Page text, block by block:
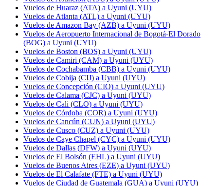
Vuelos de Huaraz (ATA) a Uyuni (UYU)
Vuelos de Atlanta (ATL) a Uyuni (UYU)
Vuelos de Amazon Bay (AZB) a Uyuni (UYU)
Vuelos de Aeropuerto Internacional de Bogotá-El Dorado
(BOG) a Uyuni (UYU)
Vuelos de Boston (BOS) a Uyuni (UYU)
Vuelos de Camiri (CAM) a Uyuni (UYU)
Vuelos de Cochabamba (CBB) a Uyuni (UYU)
Vuelos de Cobija (CIJ) a Uyuni (UYU)
Vuelos de Concepción (CIO) a Uyuni (UYU)
Vuelos de Calama (CJC) a Uyuni (UYU)
Vuelos de Cali (CLO) a Uyuni (UYU)
Vuelos de Córdoba (COR) a Uyuni (UYU)
Vuelos de Cancún (CUN) a Uyuni (UYU)
Vuelos de Cusco (CUZ) a Uyuni (UYU)
Vuelos de Caye Chapel (CYC) a Uyuni (UYU)
Vuelos de Dallas (DFW) a Uyuni (UYU)
Vuelos de El Bolsón (EHL) a Uyuni (UYU)
Vuelos de Buenos Aires (EZE) a Uyuni (UYU)
Vuelos de El Calafate (FTE) a Uyuni (UYU)
Vuelos de Ciudad de Guatemala (GUA) a Uyuni (UYU)